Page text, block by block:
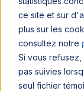
ce site et sur
plus sur les
consultez notre
Si vous
pas suivies
seul fichier